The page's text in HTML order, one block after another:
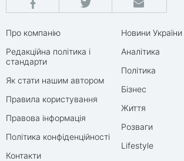
Про компанію
Редакційна політика і
стандарти
Як стати нашим автором
Правила користування
Правова інформація
Політика конфіденційності
Контакти
Новини України
Аналітика
Політика
Бізнес
Життя
Розваги
Lifestyle